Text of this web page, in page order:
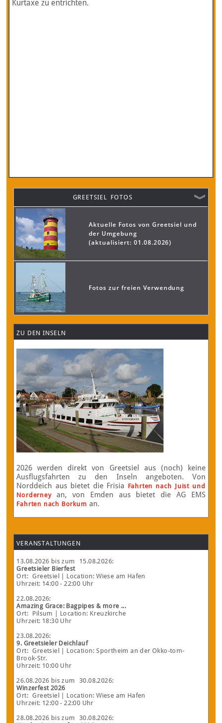
Kurtaxe zu entrichten.
GREETSIEL FOTOS
Aktuelle Fotos von Greetsiel und
der Umgebung
(aktualisiert: 01.08.2026)
Fotos zur freien Verwendung
ZU DEN INSELN
2026 werden direkt von Greetsiel aus (noch) keine
Ausflugsfahrten zu den Inseln angeboten. Von
Norddeich aus bietet die Frisia Fahrten nach Juist und
Norderneyan, von Emden aus bietet die AG EMS
Fahrten nach Borkum an.
VERANSTALTUNGEN
13.08.2026 bis zum 15.08.2026:
Greetsieler Bierfest
Ort: Greetsiel
| Location: Wiese am Hafen
Uhrzeit: 14:00 - 22:00 Uhr
22.08.2026:
Amazing Grace: Bagpipes & more ...
Ort: Pilsum
| Location: Kreuzkirche
Uhrzeit: 18:30 Uhr
23.08.2026:
9. Greetsieler Deichlauf
Ort: Greetsiel
| Location: Sportheim an der Okko-tom-
Brook-Str.
Uhrzeit: 10:00 Uhr
26.08.2026 bis zum 30.08.2026:
Winzerfest 2026
Ort: Greetsiel
| Location: Wiese am Hafen
Uhrzeit: 12:00 - 22:00 Uhr
28.08.2026 bis zum 30.08.2026: